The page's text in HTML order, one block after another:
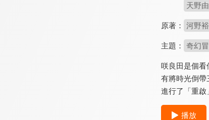
天野
原著： 河野裕
主題： 奇幻
咲良田是個看
有將時光倒帶
進行了「重
播放